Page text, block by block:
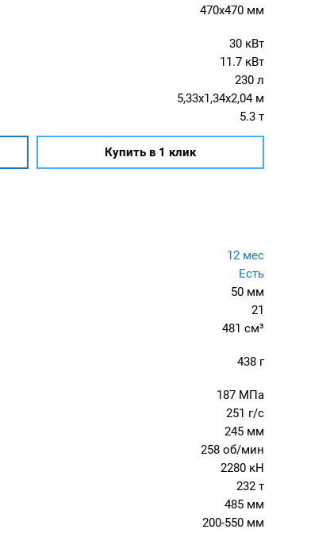
470x470 мм
30 кВт
11.7 кВт
230 л
5,33x1,34x2,04 м
5.3 т
Купить в 1 клик
12 мес
Есть
50 мм
21
481 см³
438 г
187 МПа
251 г/с
245 мм
258 об/мин
2280 кН
232 т
485 мм
200-550 мм